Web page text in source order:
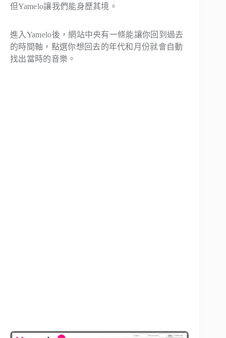
但Yamelo讓我們能身歷其境。
進入Yamelo後，網站中央有一條能讓你回到過去
的時間軸，點選你想回去的年代和月份就會自動
找出當時的音樂。